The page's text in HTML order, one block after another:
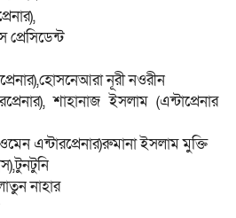
নূরী নওরীন
শাহানাজ ইসলাম (এন্টাপ্রেনার
এন্টারপ্রেনার)রুমানা ইসলাম মুক্তি
নাহার